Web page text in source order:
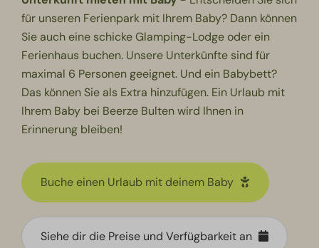
für unseren Ferienpark mit Ihrem Baby? Dann können
Sie auch eine schicke Glamping-Lodge oder ein
Ferienhaus buchen. Unsere Unterkünfte sind für
maximal 6 Personen geeignet. Und ein Babybett?
Das können Sie als Extra hinzufügen. Ein Urlaub mit
Ihrem Baby bei Beerze Bulten wird Ihnen in
Erinnerung bleiben!
Buche einen Urlaub mit deinem Baby
Siehe dir die Preise und Verfügbarkeit an